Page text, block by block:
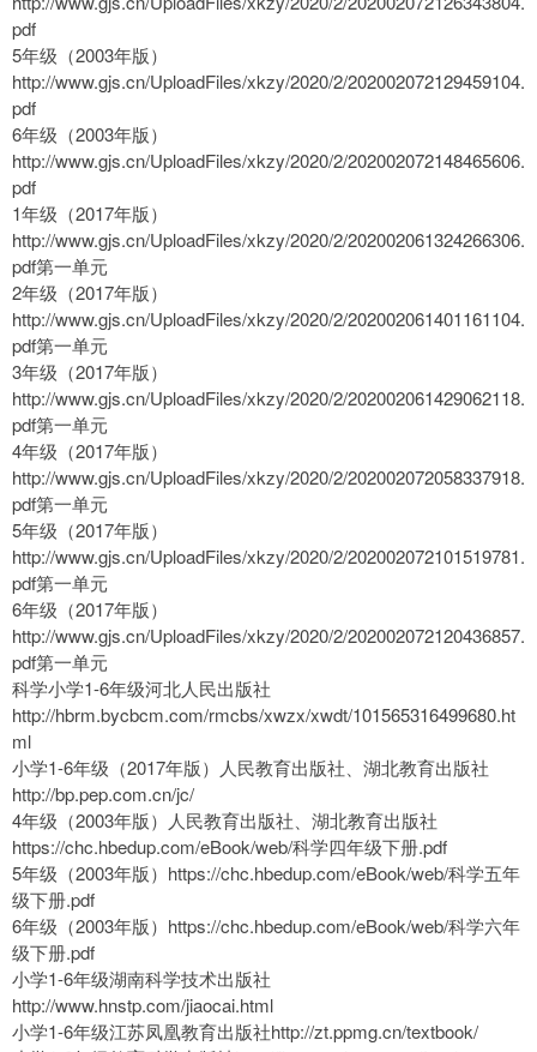
pdf
5年级（2003年版）
http://www.gjs.cn/UploadFiles/xkzy/2020/2/202002072129459104.
pdf
6年级（2003年版）
http://www.gjs.cn/UploadFiles/xkzy/2020/2/202002072148465606.
pdf
1年级（2017年版）
http://www.gjs.cn/UploadFiles/xkzy/2020/2/202002061324266306.
pdf第一单元
2年级（2017年版）
http://www.gjs.cn/UploadFiles/xkzy/2020/2/202002061401161104.
pdf第一单元
3年级（2017年版）
http://www.gjs.cn/UploadFiles/xkzy/2020/2/202002061429062118.
pdf第一单元
4年级（2017年版）
http://www.gjs.cn/UploadFiles/xkzy/2020/2/202002072058337918.
pdf第一单元
5年级（2017年版）
http://www.gjs.cn/UploadFiles/xkzy/2020/2/202002072101519781.
pdf第一单元
6年级（2017年版）
http://www.gjs.cn/UploadFiles/xkzy/2020/2/202002072120436857.
pdf第一单元
科学小学1-6年级河北人民出版社
http://hbrm.bycbcm.com/rmcbs/xwzx/xwdt/101565316499680.ht
ml
小学1-6年级（2017年版）人民教育出版社、湖北教育出版社
http://bp.pep.com.cn/jc/
4年级（2003年版）人民教育出版社、湖北教育出版社
https://chc.hbedup.com/eBook/web/科学四年级下册.pdf
5年级（2003年版）https://chc.hbedup.com/eBook/web/科学五年
级下册.pdf
6年级（2003年版）https://chc.hbedup.com/eBook/web/科学六年
级下册.pdf
小学1-6年级湖南科学技术出版社
http://www.hnstp.com/jiaocai.html
小学1-6年级江苏凤凰教育出版社http://zt.ppmg.cn/textbook/